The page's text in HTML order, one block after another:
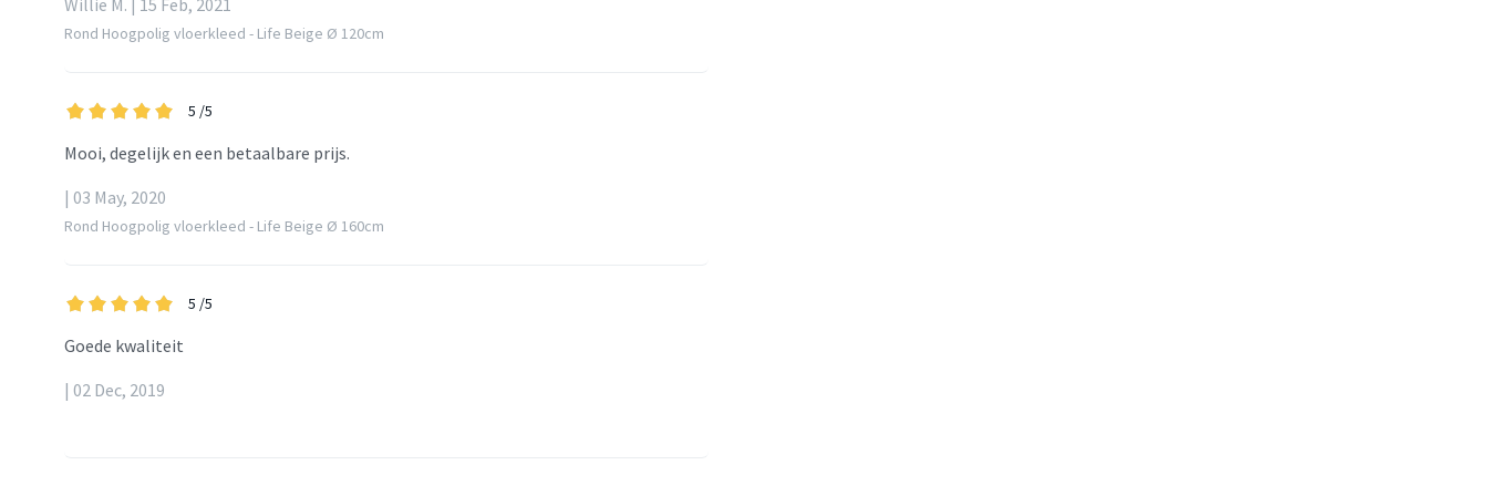
Willie M. | 15 Feb, 2021
Rond Hoogpolig vloerkleed - Life Beige Ø 120cm
5 /5
Mooi, degelijk en een betaalbare prijs.
| 03 May, 2020
Rond Hoogpolig vloerkleed - Life Beige Ø 160cm
5 /5
Goede kwaliteit
| 02 Dec, 2019